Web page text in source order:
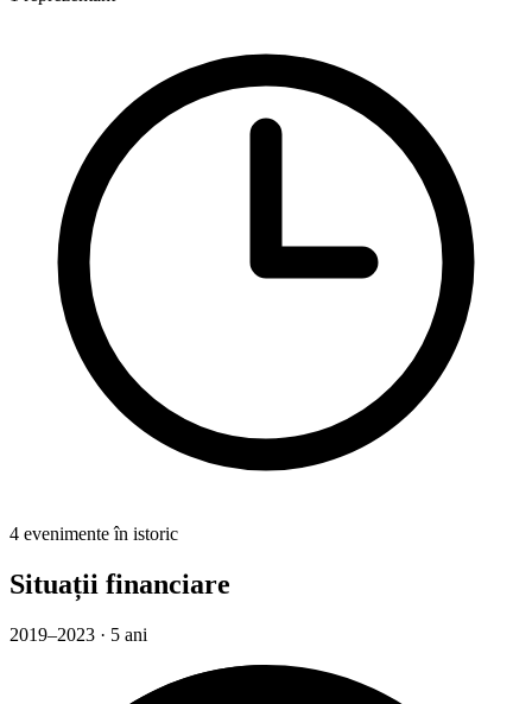
4 evenimente în istoric
Situații financiare
2019–2023 · 5 ani